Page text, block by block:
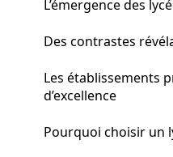
L’émergence des
Des contrastes
Les établissements
d’excellence
Pourquoi choisir un